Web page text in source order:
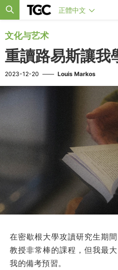
正體中文
文化与艺术
重讀路易斯讓我
2023-12-20 —— Louis Markos
在密歇根大學攻讀研究生期
教授非常棒的課程，但我最
我的備考預習。